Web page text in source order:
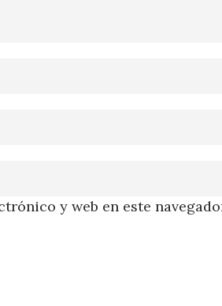
y web en este